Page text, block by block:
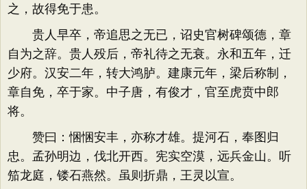
之，故得免于患。
贵人早卒，帝追思之无已，诏史官树碑颂德，章
自为之辞。贵人殁后，帝礼待之无衰。永和五年，迁
少府。汉安二年，转大鸿胪。建康元年，梁后称制，
章自免，卒于家。中子唐，有俊才，官至虎贲中郎
将。
赞曰：悃悃安丰，亦称才雄。提河石，奉图归
忠。孟孙明边，伐北开西。宪实空漠，远兵金山。听
笳龙庭，镂石燕然。虽则折鼎，王灵以宣。